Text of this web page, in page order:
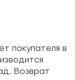
покупателя в
Возврат